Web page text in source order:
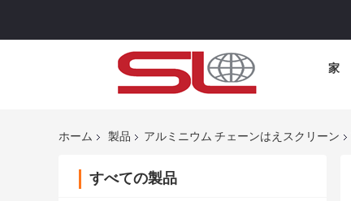
家
ホーム 製品 アルミニウム チェーンはえスクリーン
すべての製品